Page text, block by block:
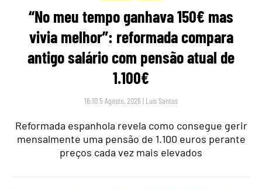
“No meu tempo ganhava 150€ mas
vivia melhor”: reformada compara
antigo salário com pensão atual de
1.100€
16:10 5 Agosto, 2026 | Luís Santos
Reformada espanhola revela como consegue gerir
mensalmente uma pensão de 1.100 euros perante
preços cada vez mais elevados